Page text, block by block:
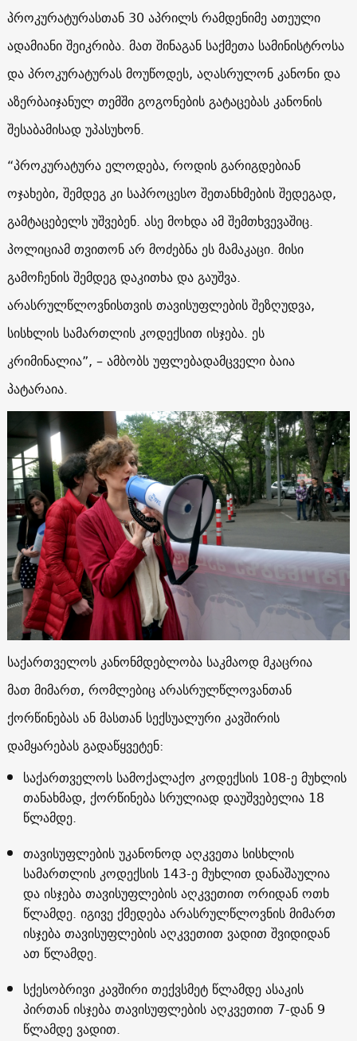
პროკურატურასთან 30 აპრილს რამდენიმე ათეული
ადამიანი შეიკრიბა. მათ შინაგან საქმეთა სამინისტროსა
და პროკურატურას მოუწოდეს, აღასრულონ კანონი და
აზერბაიჯანულ თემში გოგონების გატაცებას კანონის
შესაბამისად უპასუხონ.
“პროკურატურა ელოდება, როდის გარიგდებიან
ოჯახები, შემდეგ კი საპროცესო შეთანხმების შედეგად,
გამტაცებელს უშვებენ. ასე მოხდა ამ შემთხვევაშიც.
პოლიციამ თვითონ არ მოძებნა ეს მამაკაცი. მისი
გამოჩენის შემდეგ დაკითხა და გაუშვა.
არასრულწლოვნისთვის თავისუფლების შეზღუდვა,
სისხლის სამართლის კოდექსით ისჯება. ეს
კრიმინალია”, – ამბობს უფლებადამცველი ბაია
პატარაია.
საქართველოს კანონმდებლობა საკმაოდ მკაცრია
მათ მიმართ, რომლებიც არასრულწლოვანთან
ქორწინებას ან მასთან სექსუალური კავშირის
დამყარებას გადაწყვეტენ:
საქართველოს სამოქალაქო კოდექსის 108-ე მუხლის
თანახმად, ქორწინება სრულიად დაუშვებელია 18
წლამდე.
თავისუფლების უკანონოდ აღკვეთა სისხლის
სამართლის კოდექსის 143-ე მუხლით დანაშაულია
და ისჯება თავისუფლების აღკვეთით ორიდან ოთხ
წლამდე. იგივე ქმედება არასრულწლოვნის მიმართ
ისჯება თავისუფლების აღკვეთით ვადით შვიდიდან
ათ წლამდე.
სქესობრივი კავშირი თექვსმეტ წლამდე ასაკის
პირთან ისჯება თავისუფლების აღკვეთით 7-დან 9
წლამდე ვადით.